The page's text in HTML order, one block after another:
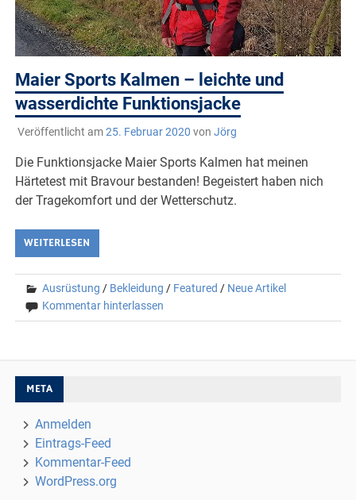
Maier Sports Kalmen – leichte und
wasserdichte Funktionsjacke
Veröffentlicht am25. Februar 2020 von Jörg
Die Funktionsjacke Maier Sports Kalmen hat meinen
Härtetest mit Bravour bestanden! Begeistert haben nich
der Tragekomfort und der Wetterschutz.
WEITERLESEN
Ausrüstung / Bekleidung / Featured / Neue Artikel
Kommentar hinterlassen
META
Anmelden
Eintrags-Feed
Kommentar-Feed
WordPress.org